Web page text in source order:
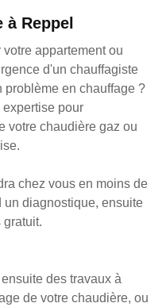
Reppel
appartement ou
d'un chauffagiste
problème en chauffage ?
expertise pour
votre chaudière gaz ou
chez vous en moins de
un diagnostique, ensuite
gratuit.
des travaux à
de votre chaudière, ou